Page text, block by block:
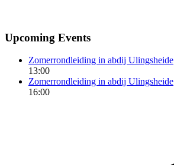
Upcoming Events
Zomerrondleiding in abdij Ulingsheide
13:00
Zomerrondleiding in abdij Ulingsheide
16:00